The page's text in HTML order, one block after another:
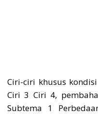
Ciri-ciri khusus
Ciri 3 Ciri 4,
Subtema 1